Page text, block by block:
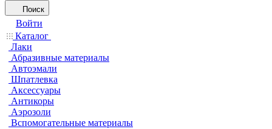
Поиск
Войти
Каталог
Лаки
Абразивные материалы
Автоэмали
Шпатлевка
Аксессуары
Антикоры
Аэрозоли
Вспомогательные материалы